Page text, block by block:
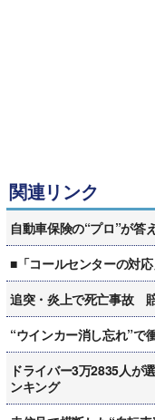
関連リンク
自動車保険の“プロ”が答
■「コールセンターの対
追突・炎上で死亡事故
“ウインカー消し忘れ”
ドライバー3万2835人が
ンキング